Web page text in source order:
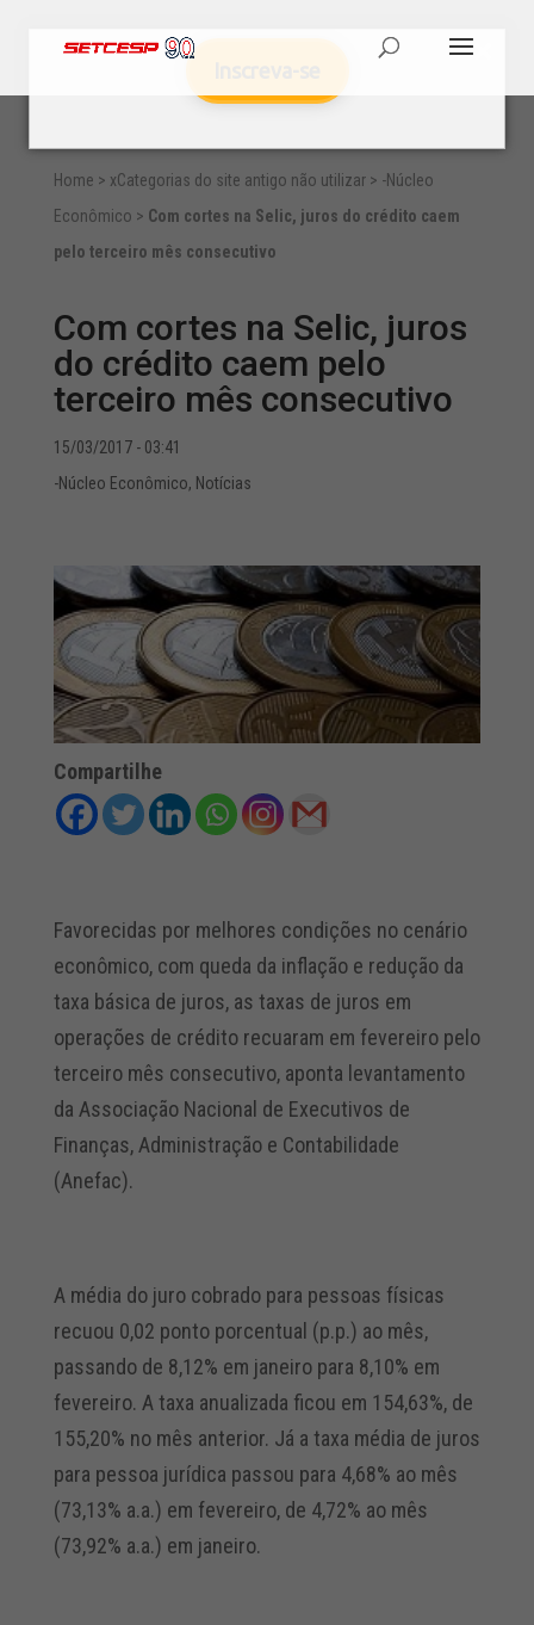
Home > xCategorias do site antigo não utilizar> -Núcleo
Econômico > Com cortes na Selic, juros do crédito caem
pelo terceiro mês consecutivo
Com cortes na Selic, juros
do crédito caem pelo
terceiro mês consecutivo
15/03/2017 - 03:41
-Núcleo Econômico, Notícias
Compartilhe
Favorecidas por melhores condições no cenário
econômico, com queda da inflação e redução da
taxa básica de juros, as taxas de juros em
operações de crédito recuaram em fevereiro pelo
terceiro mês consecutivo, aponta levantamento
da Associação Nacional de Executivos de
Finanças, Administração e Contabilidade
(Anefac).
A média do juro cobrado para pessoas físicas
recuou 0,02 ponto porcentual (p.p.) ao mês,
passando de 8,12% em janeiro para 8,10% em
fevereiro. A taxa anualizada ficou em 154,63%, de
155,20% no mês anterior. Já a taxa média de juros
para pessoa jurídica passou para 4,68% ao mês
(73,13% a.a.) em fevereiro, de 4,72% ao mês
(73,92% a.a.) em janeiro.